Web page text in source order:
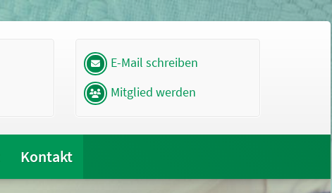
E-Mail schreiben
Mitglied werden
Kontakt